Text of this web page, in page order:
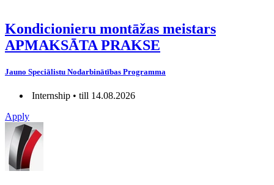
Kondicionieru montāžas meistars
APMAKSĀTA PRAKSE
Jauno Speciālistu Nodarbinātības Programma
Internship • till 14.08.2026
Apply